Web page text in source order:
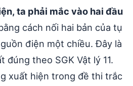
ta phải mắc vào hai đầu
cách nối hai bản của tụ
điện một chiều. Đây là
đúng theo SGK Vật lý 11.
xuất hiện trong đề thi trắc